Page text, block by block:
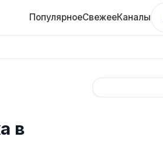
ПопулярноеСвежееКаналы
в